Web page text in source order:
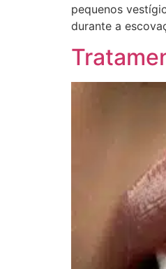
pequenos
durante a